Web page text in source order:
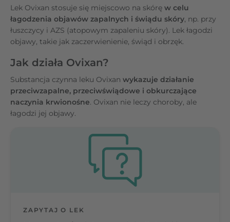
Lek Ovixan stosuje się miejscowo na skórę w celu
łagodzenia objawów zapalnych i świądu skóry, np. przy
łuszczycy i AZS (atopowym zapaleniu skóry). Lek łagodzi
objawy, takie jak zaczerwienienie, świąd i obrzęk.
Jak działa Ovixan?
Substancja czynna leku Ovixan wykazuje działanie
przeciwzapalne, przeciwświądowe i obkurczające
naczynia krwionośne. Ovixan nie leczy choroby, ale
łagodzi jej objawy.
ZAPYTAJ O LEK